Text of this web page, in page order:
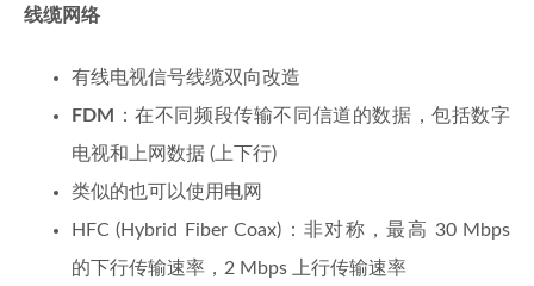
线缆网络
有线电视信号线缆双向改造
FDM
：在不同频段传输不同信道的数据，包括数字
电视和上网数据 (上下行)
类似的也可以使用电网
HFC (Hybrid Fiber Coax)：非对称，最高 30 Mbps
的下行传输速率，2 Mbps 上行传输速率